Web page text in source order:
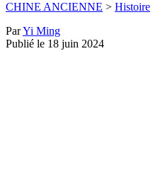
CHINE ANCIENNE > Histoire
ParYi Ming
Publié le 18 juin 2024